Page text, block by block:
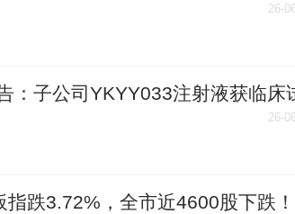
26-
：子公司YKYY033注射液获临床
26-
跌3.72%，全市近4600股下跌！